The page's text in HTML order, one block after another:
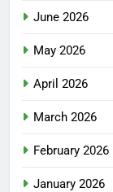
June 2026
May 2026
April 2026
March 2026
February 2026
January 2026